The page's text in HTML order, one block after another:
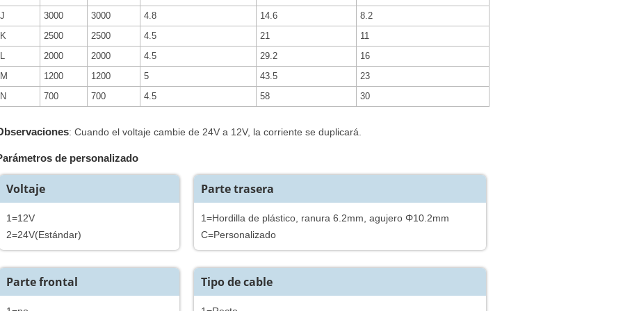
J
3000 3000 4.8 14.6
8.2
K
2500 2500 4.5 21
11
L
2000 2000 4.5 29.2
16
M
1200 1200 5 43.5
23
N
700 700 4.5 58 30
: Cuando el voltaje cambie de 24V a 12V, la corriente se duplicará.
de personalizado
Voltaje
1=12V
2=24V(Estándar)
Parte trasera
1=Hordilla de plástico, ranura 6.2mm, agujero Φ10.2mm
C=Personalizado
Parte frontal Tipo de cable